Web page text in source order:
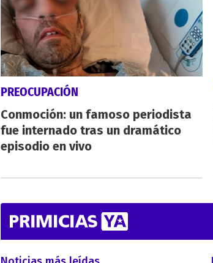
PREOCUPACIÓN
Conmoción: un famoso periodista
fue internado tras un dramático
episodio en vivo